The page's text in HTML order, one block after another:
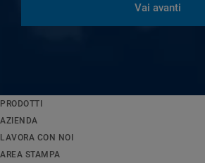
Vai avanti
PRODOTTI
Cloud computing
Sicurezza
Delivery dei contenuti
AZIENDA
Chi siamo
La nostra storia
LAVORA CON NOI
Lavora con noi
AREA STAMPA
English
Deutsch
Español
Français
Italiano